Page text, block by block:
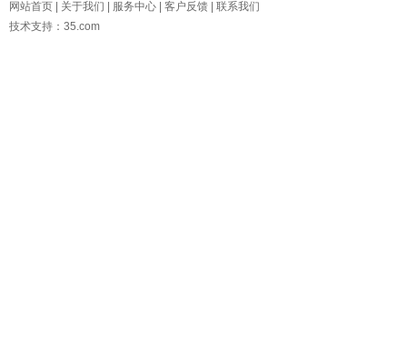
网站首页 关于我们 服务中心 客户反馈
联系我们
技术支持：35.com